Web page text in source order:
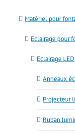
Matériel pour
Eclairage pour
Eclairage LED
Anneaux
Projecteur
Ruban